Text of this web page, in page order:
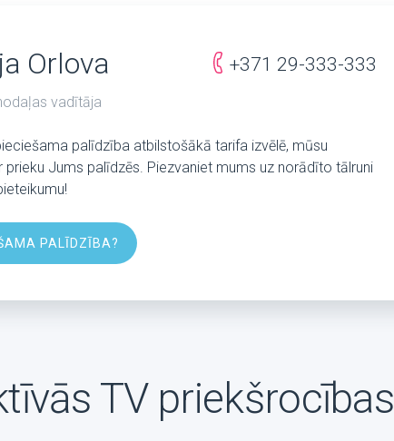
Orlova
vadītāja
+371 29-333-333
palīdzība atbilstošākā tarifa izvēlē, mūsu
prieku Jums palīdzēs. Piezvaniet mums uz norādīto tālruni
PALĪDZĪBA?
TV priekšrocības